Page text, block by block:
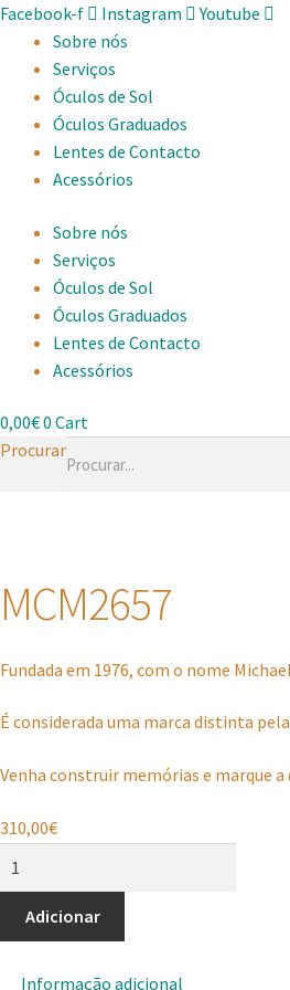
Facebook-f Instagram
Youtube
Sobre nós
Serviços
Óculos de Sol
Óculos Graduados
Lentes de Contacto
Acessórios
Sobre nós
Serviços
Óculos de Sol
Óculos Graduados
Lentes de Contacto
Acessórios
0,00€0 Cart
Procurar
MCM2657
Fundada em 1976, com o nome
É considerada uma marca distinta
Venha construir memórias e marque a
310,00€
MCM2657
Adicionar
Informação adicional